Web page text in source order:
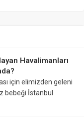
Havalimanları
için elimizden geleni
bebeği İstanbul